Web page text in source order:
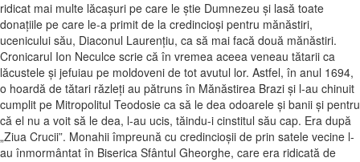
ridicat mai multe lăcaşuri pe care le ştie Dumnezeu şi lasă toate
donaţiile pe care le-a primit de la credincioşi pentru mănăstiri,
ucenicului său, Diaconul Laurenţiu, ca să mai facă două mănăstiri.
Cronicarul Ion Neculce scrie că în vremea aceea veneau tătarii ca
lăcustele şi jefuiau pe moldoveni de tot avutul lor. Astfel, în anul 1694,
o hoardă de tătari răzleţi au pătruns în Mănăstirea Brazi şi l-au chinuit
cumplit pe Mitropolitul Teodosie ca să le dea odoarele şi banii şi pentru
că el nu a voit să le dea, l-au ucis, tăindu-i cinstitul său cap. Era după
„Ziua Crucii”. Monahii împreună cu credincioşii de prin satele vecine l-
au înmormântat în Biserica Sfântul Gheorghe, care era ridicată de